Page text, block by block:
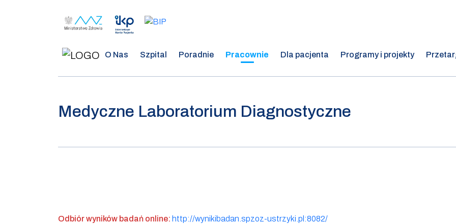
O Nas Szpital Poradnie Pracownie Dla pacjenta Programy i projekty
Medyczne Laboratorium Diagnostyczne
Odbiór wyników badań online: http://wynikibadan.spzoz-ustrzyki.pl:8082/